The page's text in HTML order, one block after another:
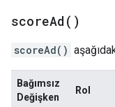
scoreAd( )
scoreAd()
Bağımsız
Değişken
Rol